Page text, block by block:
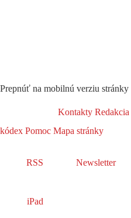
Prepnúť na mobilnú verziu stránky
Kontakty Redakcia
kódex Pomoc Mapa stránky
RSS Newsletter
iPad